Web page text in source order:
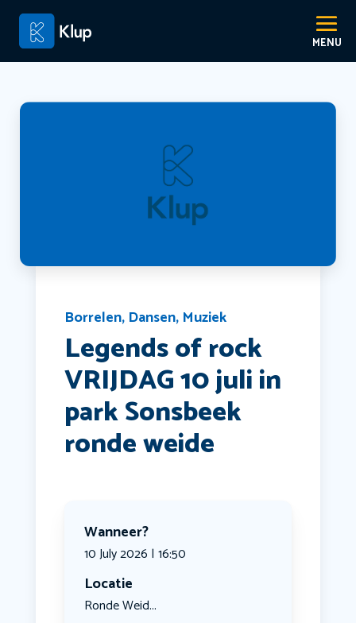
Borrelen, Dansen, Muziek
Legends of rock
VRIJDAG 10 juli in
park Sonsbeek
ronde weide
Wanneer?
10 July 2026 | 16:50
Locatie
Ronde Weid...